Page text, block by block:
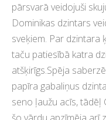
pārsvarā veidojuši
Dominikas dzintars
sveķiem. Par dzintara
taču patiesībā katra
atšķirīgs.Spēja
papīra gabaliņus
seno ļaužu acīs,